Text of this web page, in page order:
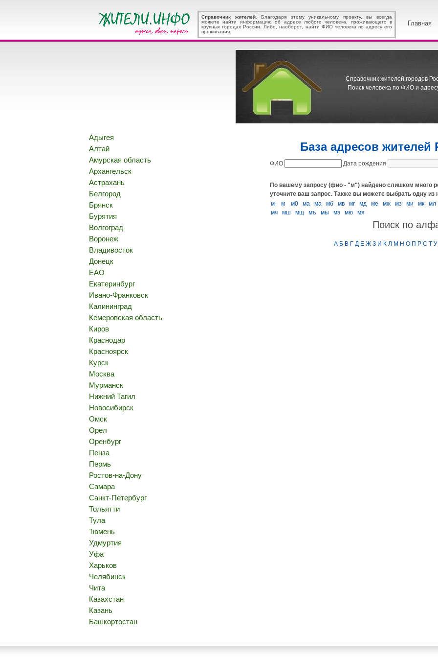
Справочник жителей. Благодаря этому уникальному проекту, вы всегда
можете найти информацию об адресе любого человека, проживающего в
крупных городах России. Либо, наоборот, найти ФИО человека по адресу его
проживания.
Главная
Справочник жителей городов
Поиск человека по ФИО и
Адыгея
Алтай
Амурская область
Архангельск
Астрахань
Белгород
Брянск
Бурятия
Волгоград
Воронеж
Владивосток
Донецк
ЕАО
Екатеринбург
Ивано-Франковск
Калининград
Кемеровская область
Киров
Краснодар
Красноярск
Курск
Москва
Мурманск
Нижний Тагил
Новосибирск
Омск
Орел
Оренбург
Пенза
Пермь
Ростов-на-Дону
Самара
Санкт-Петербург
Тольятти
Тула
Тюмень
Удмуртия
Уфа
Харьков
Челябинск
Чита
Казахстан
Казань
Башкортостан
База адресов жителей
ФИО Дата рождения
По вашему запросу (фио - "м") найдено слишком много
уточните ваш запрос. Также вы можете выбрать одну из
м-
м м0 мa ма мб мв мг мд ме мж мз ми мк мл
мч
мш мщ мъ мы мэ мю мя
Поиск по
А Б В Г Д Е Ж З И К Л М Н О П Р С Т У